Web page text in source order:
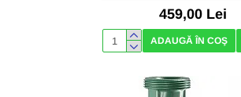
459,00 Lei
ADAUGĂ ÎN COŞ